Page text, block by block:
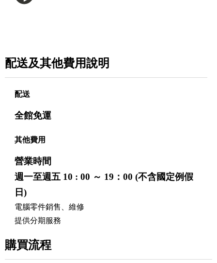
配送及其他費用說明
配送
全館免運
其他費用
營業時間
週一至週五 10 : 00 ～ 19：00 (不含國定例假
日)
電腦零件銷售、維修
提供分期服務
購買流程